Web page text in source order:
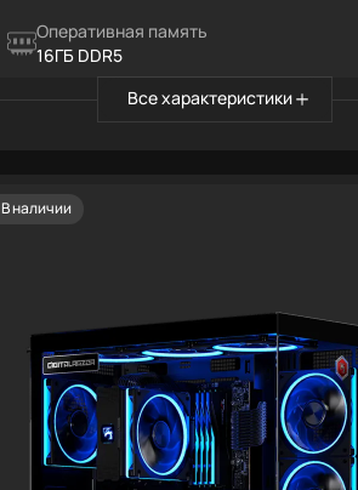
Оперативная память
16ГБ DDR5
Все характеристики
В наличии